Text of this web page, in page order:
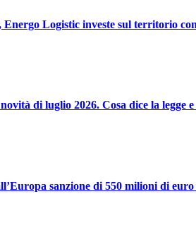
Energo Logistic investe sul territorio
di luglio 2026. Cosa dice la legge
sanzione di 550 milioni di